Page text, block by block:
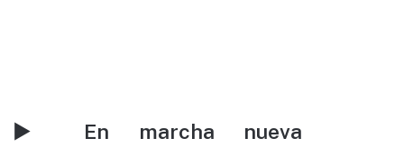
▶️ En marcha nueva